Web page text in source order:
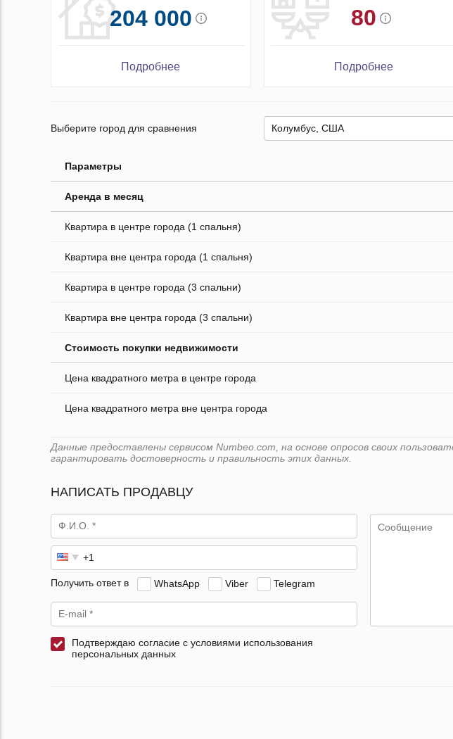
204 000
Подробнее
80
Подробнее
Выберите город для сравнения
Параметры
Аренда в месяц
Квартира в центре города (1 спальня)
Квартира вне центра города (1 спальня)
Квартира в центре города (3 спальни)
Квартира вне центра города (3 спальни)
Стоимость покупки недвижимости
Цена квадратного метра в центре города
Цена квадратного метра вне центра города
Данные предоставлены сервисом Numbeo.com, на основе опросов своих
гарантировать достоверность и правильность этих данных.
НАПИСАТЬ ПРОДАВЦУ
Получить ответ в WhatsApp Viber Telegram
Подтверждаю согласие с условиями использования
персональных данных